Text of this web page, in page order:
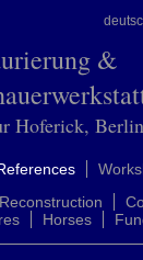
&
Hoferick, Berlin
Reconstruction
Horses